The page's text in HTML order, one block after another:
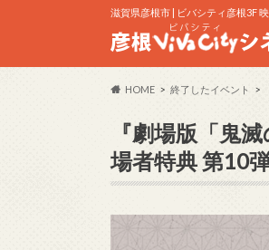
滋賀県彦根市 | ビバシティ彦根3F
HOME 終了したイベント
『劇場版「鬼
場者特典 第10